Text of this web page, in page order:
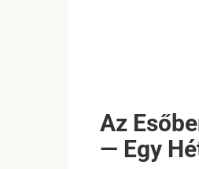
Az
— Egy